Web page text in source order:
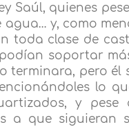
Saúl, quienes
y, como
toda clase de
soportar
pero él
lo
y pese
a que siguieran